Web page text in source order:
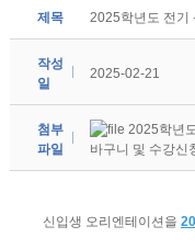
제목 2025학년도 전기
작성
일
2025-02-21
첨부
파일
2025학년
바구니 및 수강신
신입생 오리엔테이션을